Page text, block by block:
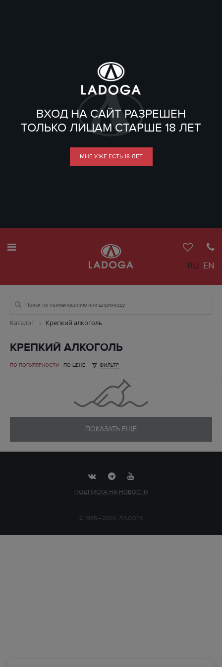
ВХОД НА САЙТ РАЗРЕШЕН
ТОЛЬКО ЛИЦАМ СТАРШЕ 18 ЛЕТ
МНЕ УЖЕ ЕСТЬ 18 ЛЕТ
RU EN
Каталог Крепкий алкоголь
КРЕПКИЙ АЛКОГОЛЬ
ПО ПОПУЛЯРНОСТИ ПО ЦЕНЕ ФИЛЬТР
ПОКАЗАТЬ ЕЩЕ
ПОДПИСКА НА НОВОСТИ
© 1995—2026, ЛАДОГА